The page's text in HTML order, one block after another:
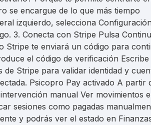
se encargue de lo que más tiempo
izquierdo, selecciona
3. Conecta con Stripe Pulsa
Stripe te enviará un código para
el código de verificación Escribe
Stripe para validar identidad y
Psicopro Pay activado A partir
manual Ver movimientos
sesiones como pagadas
y podrás ver el estado en